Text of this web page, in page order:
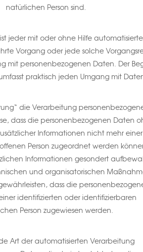
natürlichen Person sind.
jeder mit oder ohne Hilfe
Vorgang oder jede solche
mit personenbezogenen Daten. Der
praktisch jeden Umgang mit
die Verarbeitung
dass die personenbezogenen Daten
Informationen nicht mehr einer
Person zugeordnet werden
Informationen gesondert
und organisatorischen
dass die
identifizierten oder identifizierbaren
Person zugewiesen werden.
Art der automatisierten Verarbeitung